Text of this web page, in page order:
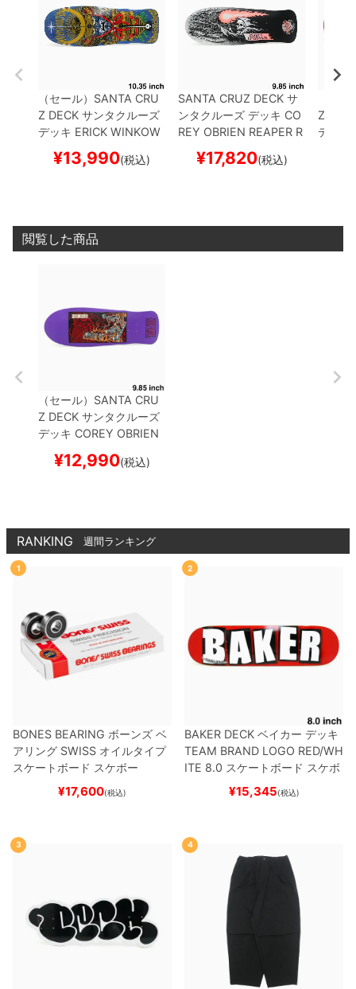
（セール） SANTA CRU
Z DECK サンタクルーズ
デッキ ERICK WINKOW
SKISAMURAI 10.35
ケートボード スケボー
¥13,990(税込)
SANTA CRUZ DECK サ
ンタクルーズ デッキ CO
REY OBRIEN REAPER R
EISSUE 9.85 スケートボ
ード スケボー
¥17,820(税込)
Z
デッキ
閲覧した商品
（セール） SANTA CRU
Z DECK サンタクルーズ
デッキ COREY OBRIEN
9.85 スケートボード ス
¥12,990(税込)
RANKING 週間ランキング
1
BONES BEARING ボーンズ ベ
アリング SWISS オイルタイプ
スケートボード スケボー
¥17,600(税込)
2
BAKER DECK ベイカー デッキ
TEAM BRAND LOGO RED/WH
ITE 8.0 スケートボード スケボ
¥15,345(税込)
3 4